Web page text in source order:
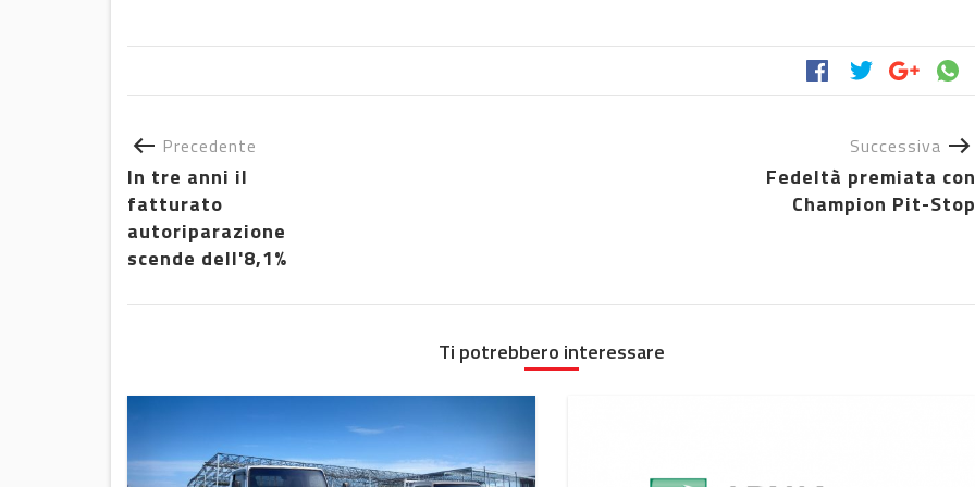
Precedente
In tre anni il
fatturato
autoriparazione
scende dell'8,1%
Successiva
Fedeltà premiata con
Champion Pit-Stop
Ti potrebbero interessare